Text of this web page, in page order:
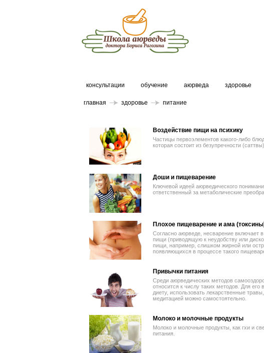
консультации обучение аюрведа здоровье
главная здоровье питание
Воздействие пищи на психику
Частицы первоэлементов какого-либо
которая состоит из безупречности
Доши и пищеварение
Ключевой идеей аюрведического
ответственный за метаболические
Плохое пищеварение и ама
Согласно аюрведе, несварение включает
пищи (приводящую к неудобству или
пищи, например, слишком жирной или
появляющихся в процессе такого
Привычки питания
Среди аюрведических методов
относится к числу таких методов. Для
диету, использовать лекарственные
медитацией можно самостоятельно.
Молоко и молочные продукты
Молоко и молочные продукты, как гхи и
питания.